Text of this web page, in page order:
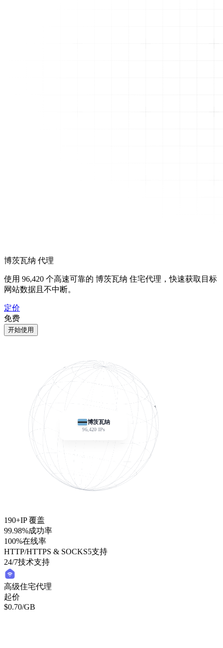
博茨瓦纳 代理
使用 96,420 个高速可靠的 博茨瓦纳 住宅代理，快速获取目标
网站数据且不中断。
定价
免费
开始使用
博茨瓦纳
96,420 IPs
190+IP 覆盖
99.98%成功率
100%在线率
HTTP/HTTPS & SOCKS5支持
24/7技术支持
高级住宅代理
起价
$0.70/GB